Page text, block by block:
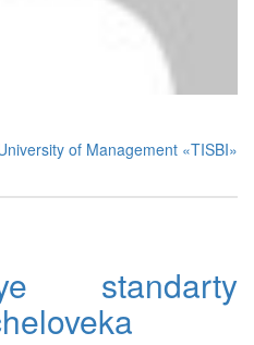
of Management «TISBI»
standarty